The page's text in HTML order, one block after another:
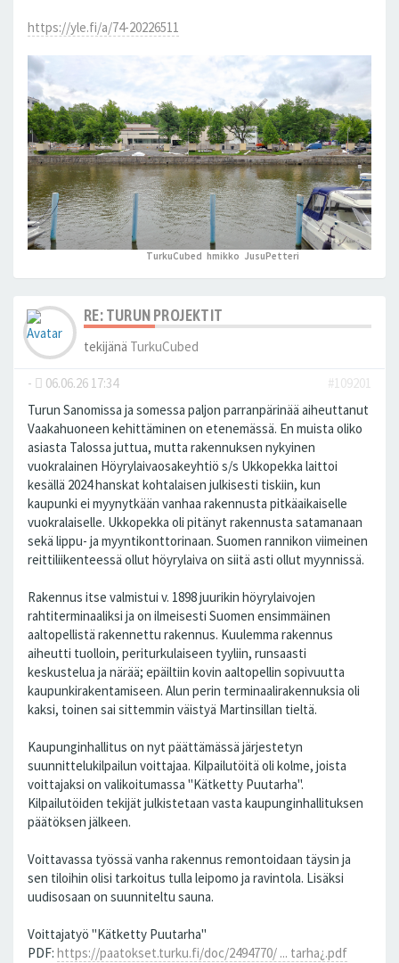
https://yle.fi/a/74-20226511
TurkuCubed ,hmikko JusuPetteri
RE: TURUN PROJEKTIT
tekijänä TurkuCubed
- 06.06.26 17:34
#109201
Turun Sanomissa ja somessa paljon parranpärinää aiheuttanut
Vaakahuoneen kehittäminen on etenemässä. En muista oliko
asiasta Talossa juttua, mutta rakennuksen nykyinen
vuokralainen Höyrylaivaosakeyhtiö s/s Ukkopekka laittoi
kesällä 2024 hanskat kohtalaisen julkisesti tiskiin, kun
kaupunki ei myynytkään vanhaa rakennusta pitkäaikaiselle
vuokralaiselle. Ukkopekka oli pitänyt rakennusta satamanaan
sekä lippu- ja myyntikonttorinaan. Suomen rannikon viimeinen
reittiliikenteessä ollut höyrylaiva on siitä asti ollut myynnissä.
Rakennus itse valmistui v. 1898 juurikin höyrylaivojen
rahtiterminaaliksi ja on ilmeisesti Suomen ensimmäinen
aaltopellistä rakennettu rakennus. Kuulemma rakennus
aiheutti tuolloin, periturkulaiseen tyyliin, runsaasti
keskustelua ja närää; epäiltiin kovin aaltopellin sopivuutta
kaupunkirakentamiseen. Alun perin terminaalirakennuksia oli
kaksi, toinen sai sittemmin väistyä Martinsillan tieltä.
Kaupunginhallitus on nyt päättämässä järjestetyn
suunnittelukilpailun voittajaa. Kilpailutöitä oli kolme, joista
voittajaksi on valikoitumassa "Kätketty Puutarha".
Kilpailutöiden tekijät julkistetaan vasta kaupunginhallituksen
päätöksen jälkeen.
Voittavassa työssä vanha rakennus remontoidaan täysin ja
sen tiloihin olisi tarkoitus tulla leipomo ja ravintola. Lisäksi
uudisosaan on suunniteltu sauna.
Voittajatyö "Kätketty Puutarha"
PDF: https://paatokset.turku.fi/doc/2494770/ ... tarha¿.pdf